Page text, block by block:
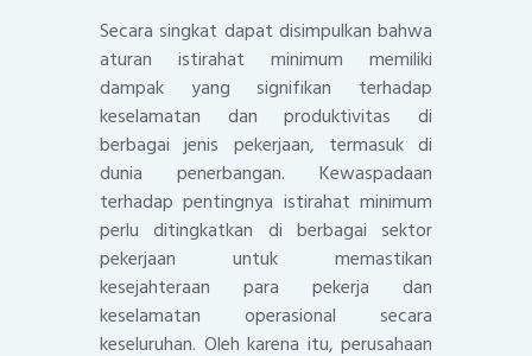
Secara singkat dapat disimpulkan bahwa
aturan istirahat minimum memiliki
dampak yang signifikan terhadap
keselamatan dan produktivitas di
berbagai jenis pekerjaan, termasuk di
dunia penerbangan. Kewaspadaan
terhadap pentingnya istirahat minimum
perlu ditingkatkan di berbagai sektor
pekerjaan untuk memastikan
kesejahteraan para pekerja dan
keselamatan operasional secara
keseluruhan. Oleh karena itu, perusahaan